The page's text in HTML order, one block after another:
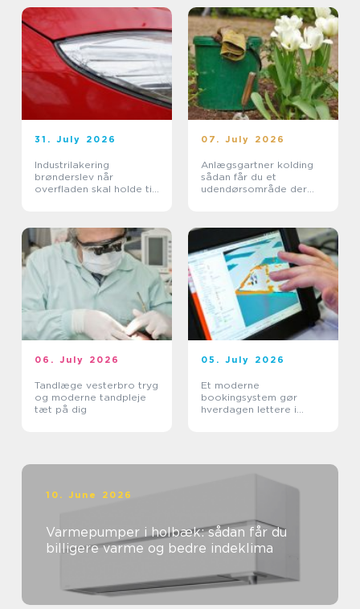
31. July 2026
Industrilakering
brønderslev når
overfladen skal holde til
07. July 2026
Anlægsgartner kolding
sådan får du et
udendørsområde der
06. July 2026
Tandlæge vesterbro tryg
og moderne tandpleje
tæt på dig
05. July 2026
Et moderne
bookingsystem gør
hverdagen lettere i
10. June 2026
Varmepumper i holbæk: sådan får du
billigere varme og bedre indeklima